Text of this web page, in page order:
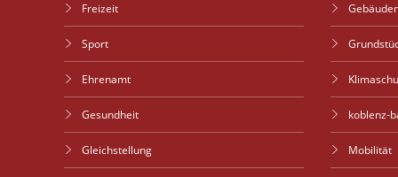
Freizeit
Sport
Ehrenamt
Gesundheit
Gleichstellung
koblenz-
Mobilität